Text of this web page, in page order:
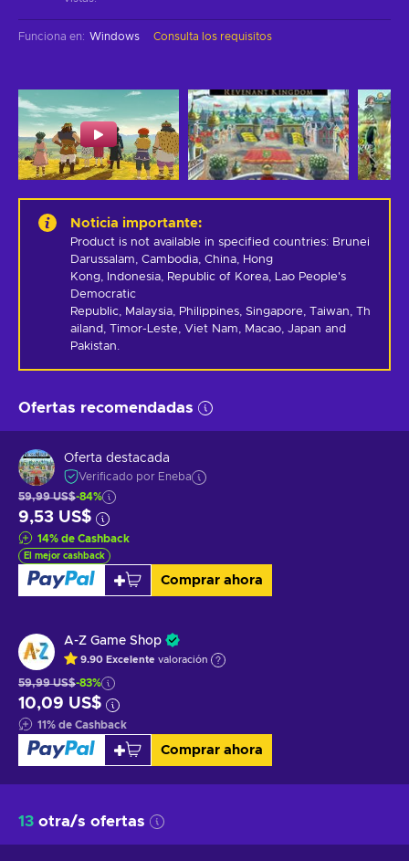
Funciona en: Windows Consulta los requisitos
Noticia importante:
Product is not available in specified countries: Brunei
Darussalam, Cambodia, China, Hong
Kong, Indonesia, Republic of Korea, Lao People's
Democratic
Republic, Malaysia, Philippines, Singapore, Taiwan, Th
ailand, Timor-Leste, Viet Nam, Macao, Japan and
Pakistan.
Ofertas recomendadas
Oferta destacada
Verificado por Eneba
59,99 US$-84%
9,53 US$
14% de Cashback
El mejor cashback
Comprar ahora
A-Z Game Shop
9.90 Excelente valoración
59,99 US$-83%
10,09 US$
11% de Cashback
Comprar ahora
13 otra/s ofertas